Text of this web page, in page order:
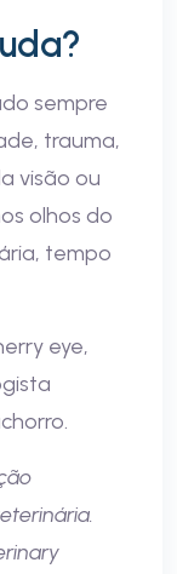
sempre
trauma,
visão ou
olhos do
tempo
eye,